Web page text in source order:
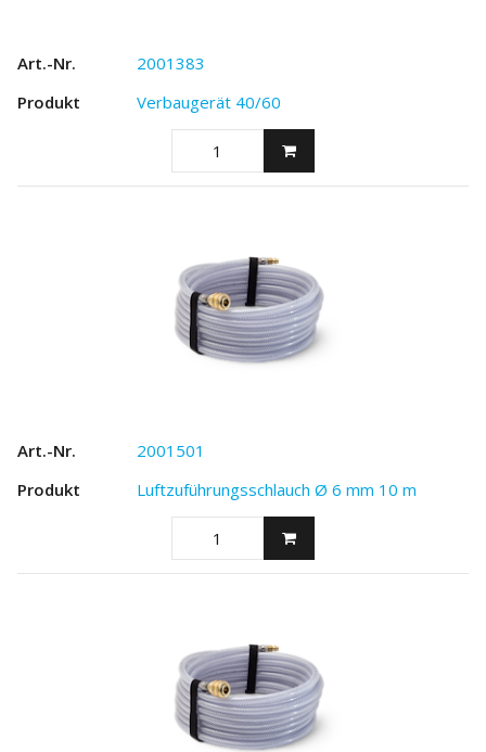
2001383
Verbaugerät 40/60
2001501
Luftzuführungsschlauch Ø 6 mm 10 m